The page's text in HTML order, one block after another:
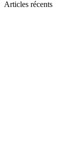
Articles récents